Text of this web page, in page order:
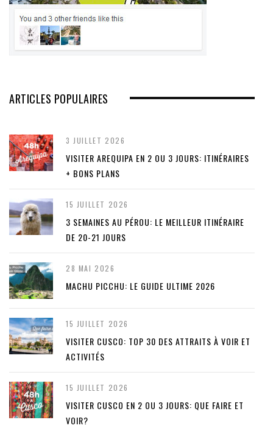
ARTICLES POPULAIRES
3 JUILLET 2026
VISITER AREQUIPA EN 2 OU 3 JOURS: ITINÉRAIRES
+ BONS PLANS
15 JUILLET 2026
3 SEMAINES AU PÉROU: LE MEILLEUR ITINÉRAIRE
DE 20-21 JOURS
28 MAI 2026
MACHU PICCHU: LE GUIDE ULTIME 2026
15 JUILLET 2026
VISITER CUSCO: TOP 30 DES ATTRAITS À VOIR ET
ACTIVITÉS
15 JUILLET 2026
VISITER CUSCO EN 2 OU 3 JOURS: QUE FAIRE ET
VOIR?